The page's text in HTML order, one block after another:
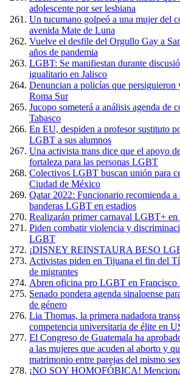
adolescente por ser lesbiana
Un tucumano golpeó a una mujer del
avenida Mate de Luna
Vuelve el desfile del Orgullo Gay a
años de pandemia
LGBT: Se manifiestan durante
igualitario en Jalisco
Denuncian a policías que persiguieron
Roma Sur
Jucopo someterá a análisis agenda de
Tabasco
En EU, despiden a profesor sustituto
LGBT a sus alumnos
Una activista trans dice que el apoyo
fortaleza para las personas LGBT
Colectivos LGBT buscan unión para
Ciudad de México
Qatar 2022: Funcionario recomienda
banderas LGBT en estadios
Realizarán primer carnaval LGBT+
Piden combatir violencia y
LGBT
¡DISNEY REINSTAURA BESO
Activistas piden en Tijuana el fin del
de migrantes
Abren oficina pro LGBT en Francisco
Senado pondera agenda sinaloense
de género
Lia Thomas, la primera nadadora
competencia universitaria de élite en
El Congreso de Guatemala ha
a las mujeres que acuden al aborto y
matrimonio entre parejas del mismo
¡NO SOY HOMOFÓBICA!